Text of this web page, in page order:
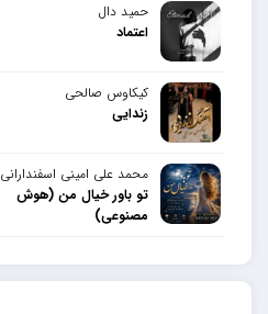
حمید دال
اعتماد
کیکاوس صالحی
زندایی
محمد علی امینی اسفندارانی
تو باور خیال من (هوش
مصنوعی)